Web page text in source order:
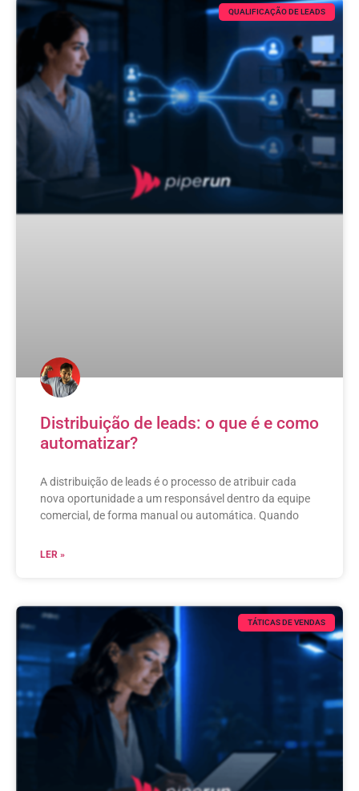
QUALIFICAÇÃO DE LEADS
Distribuição de leads: o que é e como
automatizar?
A distribuição de leads é o processo de atribuir cada
nova oportunidade a um responsável dentro da equipe
comercial, de forma manual ou automática. Quando
LER »
TÁTICAS DE VENDAS